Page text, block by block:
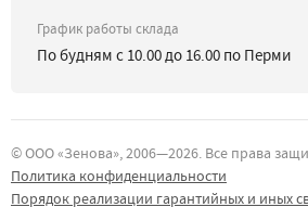
График работы склада
По будням с 10.00 до 16.00 по Перми
©ООО «Зенова», 2006—2026. Все права
Политика конфиденциальности
Порядок реализации гарантийных и иных